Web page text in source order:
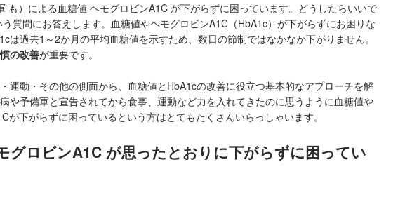
も）による血糖値 ヘモグロビンA1C が下がらずに困っています。どうしたらいいで
う質問にお答えします。血糖値やヘモグロビンA1C（HbA1c）が下がらずにお困りな
は過去1～2か月の平均血糖値を示すため、数日の節制ではなかなか下がりません。
の改善が重要です。
運動・その他の側面から、血糖値とHbA1cの改善に役立つ基本的なアプローチを解
や予備軍と宣告されてから食事、運動など力を入れてきたのに思うように血糖値や
が下がらずに困っているという方はとてもたくさんいらっしゃいます。
グロビンA1C が思ったとおりに下がらずに困ってい